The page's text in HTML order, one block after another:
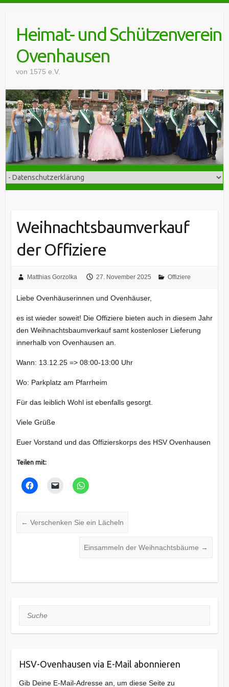
contentHeimat- und Schützenverein
Ovenhausen
von 1575 e.V.
Weihnachtsbaumverkauf
der Offiziere
Matthias Gorzolka 27. November 2025 Offiziere
Liebe Ovenhäuserinnen und Ovenhäuser,
es ist wieder soweit! Die Offiziere bieten auch in diesem Jahr
den Weihnachtsbaumverkauf samt kostenloser Lieferung
innerhalb von Ovenhausen an.
Wann: 13.12.25 => 08:00-13:00 Uhr
Wo: Parkplatz am Pfarrheim
Für das leiblich Wohl ist ebenfalls gesorgt.
Viele Grüße
Euer Vorstand und das Offizierskorps des HSV Ovenhausen
Teilen mit:
← Verschenken Sie ein Lächeln
Einsammeln der Weihnachtsbäume →
Suche
HSV-Ovenhausen via E-Mail abonnieren
Gib Deine E-Mail-Adresse an, um diese Seite zu